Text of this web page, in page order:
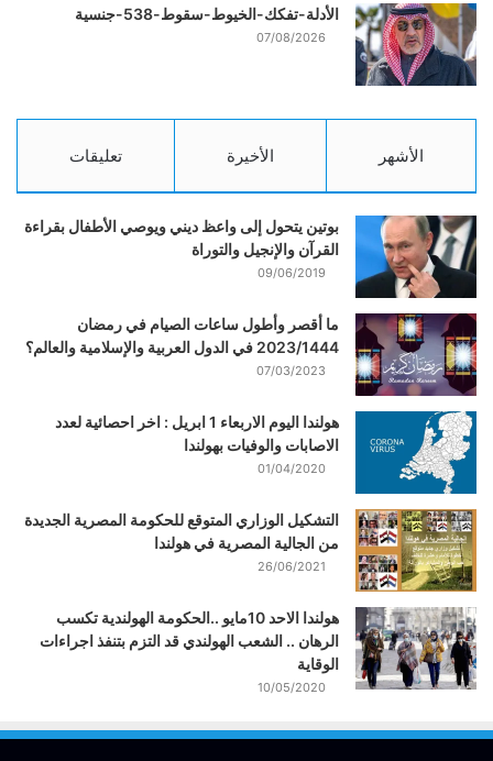
الأدلة-تفكك-الخيوط-سقوط-538-جنسية
07/08/2026
الأشهر الأخيرة تعليقات
بوتين يتحول إلى واعظ ديني ويوصي الأطفال بقراءة
القرآن والإنجيل والتوراة
09/06/2019
ما أقصر وأطول ساعات الصيام في رمضان
2023/1444 في الدول العربية والإسلامية والعالم؟
07/03/2023
هولندا اليوم الاربعاء 1 ابريل : اخر احصائية لعدد
الاصابات والوفيات بهولندا
01/04/2020
التشكيل الوزاري المتوقع للحكومة المصرية الجديدة
من الجالية المصرية في هولندا
26/06/2021
هولندا الاحد 10مايو ..الحكومة الهولندية تكسب
الرهان .. الشعب الهولندي قد التزم بتنفذ اجراءات
الوقاية
10/05/2020